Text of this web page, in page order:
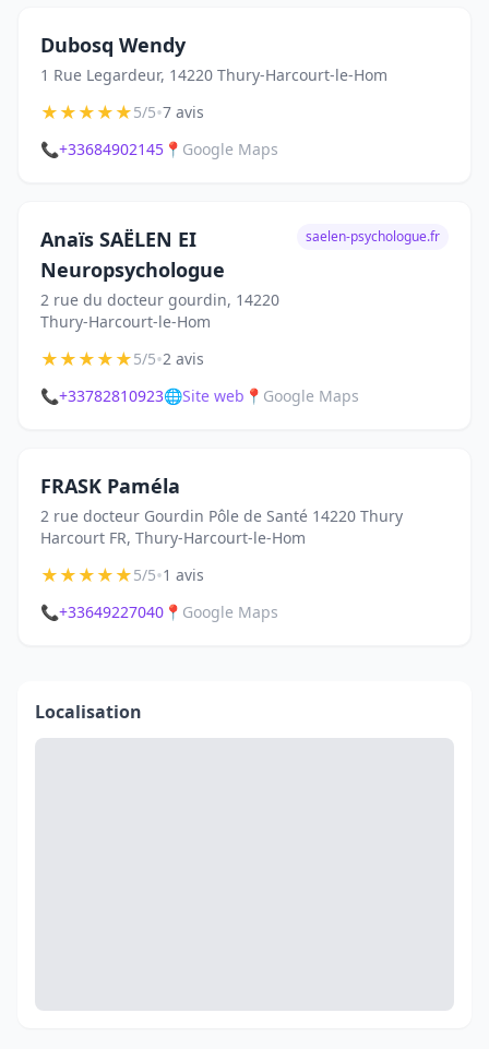
Dubosq Wendy
1 Rue Legardeur, 14220 Thury-Harcourt-le-Hom
★★★★★5/5•7 avis
📞+33684902145 📍 Google Maps
Anaïs SAËLEN EI
Neuropsychologue
2 rue du docteur gourdin, 14220
Thury-Harcourt-le-Hom
saelen-psychologue.fr
★★★★★5/5•2 avis
📞+33782810923🌐Site web 📍 Google Maps
FRASK Paméla
2 rue docteur Gourdin Pôle de Santé 14220 Thury
Harcourt FR, Thury-Harcourt-le-Hom
★★★★★5/5•1 avis
📞+33649227040 📍 Google Maps
Localisation